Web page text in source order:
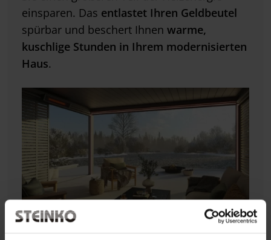
einsparen. Das entlastet Ihren Geldbeutel
spürbar und beschert Ihnen warme,
kuschlige Stunden in Ihrem modernisierten
Haus.